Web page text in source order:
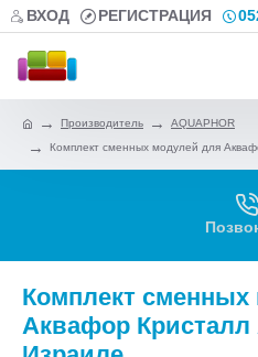
ВХОД РЕГИСТРАЦИЯ
Производитель
AQUAPHOR
Комплект сменных модулей для
Комплект
Аквафор Кристалл